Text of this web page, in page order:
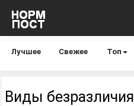
Лучшее Свежее Топ
Виды безразличия